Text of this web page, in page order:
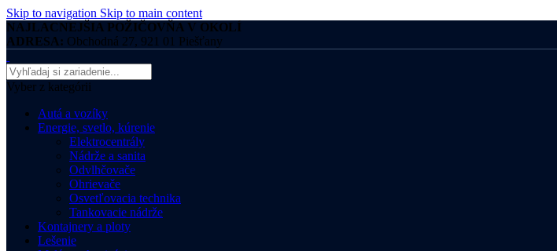
Skip to navigation Skip to main content
NAJLACNEJŠIA POŽIČOVŇA V OKOLÍ
ADRESA: Obchodná 27, 921 01 Piešťany
Vyber z kategórii
Autá a vozíky
Energie, svetlo, kúrenie
Elektrocentrály
Nádrže a sanita
Odvlhčovače
Ohrievače
Osvetľovacia technika
Tankovacie nádrže
Kontajnery a ploty
Lešenie